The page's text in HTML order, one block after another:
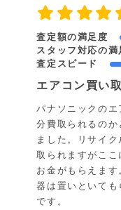
査定額の満足度
スタッフ対応の
査定スピード
エアコン買い
パナソニックの
分費取られるの
ました。リサイ
取られますがこ
お金がもらえま
器は置いといて
です。